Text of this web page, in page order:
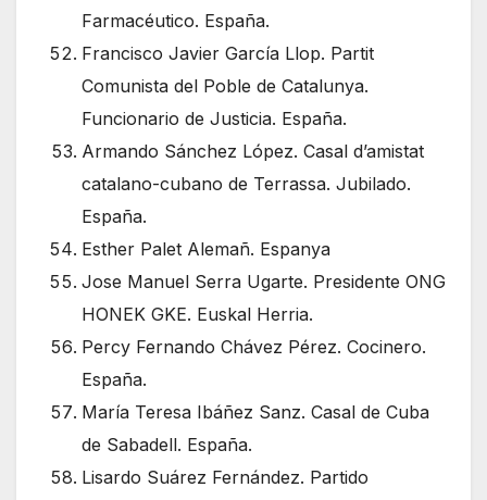
Farmacéutico. España.
Francisco Javier García Llop. Partit
Comunista del Poble de Catalunya.
Funcionario de Justicia. España.
Armando Sánchez López. Casal d’amistat
catalano-cubano de Terrassa. Jubilado.
España.
Esther Palet Alemañ. Espanya
Jose Manuel Serra Ugarte. Presidente ONG
HONEK GKE. Euskal Herria.
Percy Fernando Chávez Pérez. Cocinero.
España.
María Teresa Ibáñez Sanz. Casal de Cuba
de Sabadell. España.
Lisardo Suárez Fernández. Partido